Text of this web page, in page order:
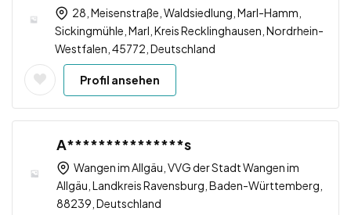
28, Meisenstraße, Waldsiedlung, Marl-Hamm,
Sickingmühle, Marl, Kreis Recklinghausen, Nordrhein-
Westfalen, 45772, Deutschland
Profil ansehen
A***************s
Wangen im Allgäu, VVG der Stadt Wangen im
Allgäu, Landkreis Ravensburg, Baden-Württemberg,
88239, Deutschland